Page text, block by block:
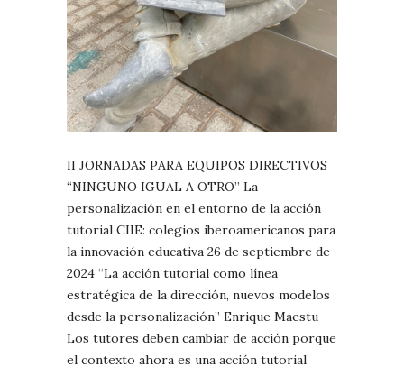
II JORNADAS PARA EQUIPOS DIRECTIVOS
“NINGUNO IGUAL A OTRO” La
personalización en el entorno de la acción
tutorial CIIE: colegios iberoamericanos para
la innovación educativa 26 de septiembre de
2024 “La acción tutorial como línea
estratégica de la dirección, nuevos modelos
desde la personalización” Enrique Maestu
Los tutores deben cambiar de acción porque
el contexto ahora es una acción tutorial